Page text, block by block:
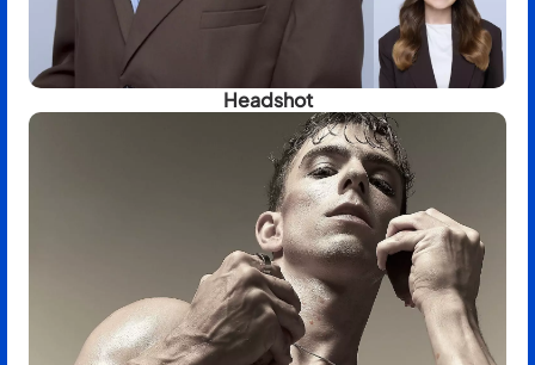
Headshot